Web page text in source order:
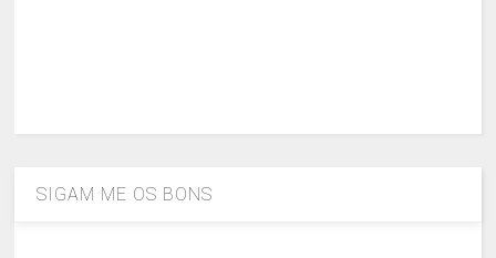
SIGAM ME OS BONS